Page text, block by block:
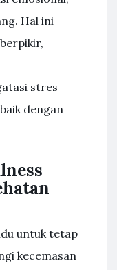
Hal ini
stres
dengan
untuk tetap
kecemasan